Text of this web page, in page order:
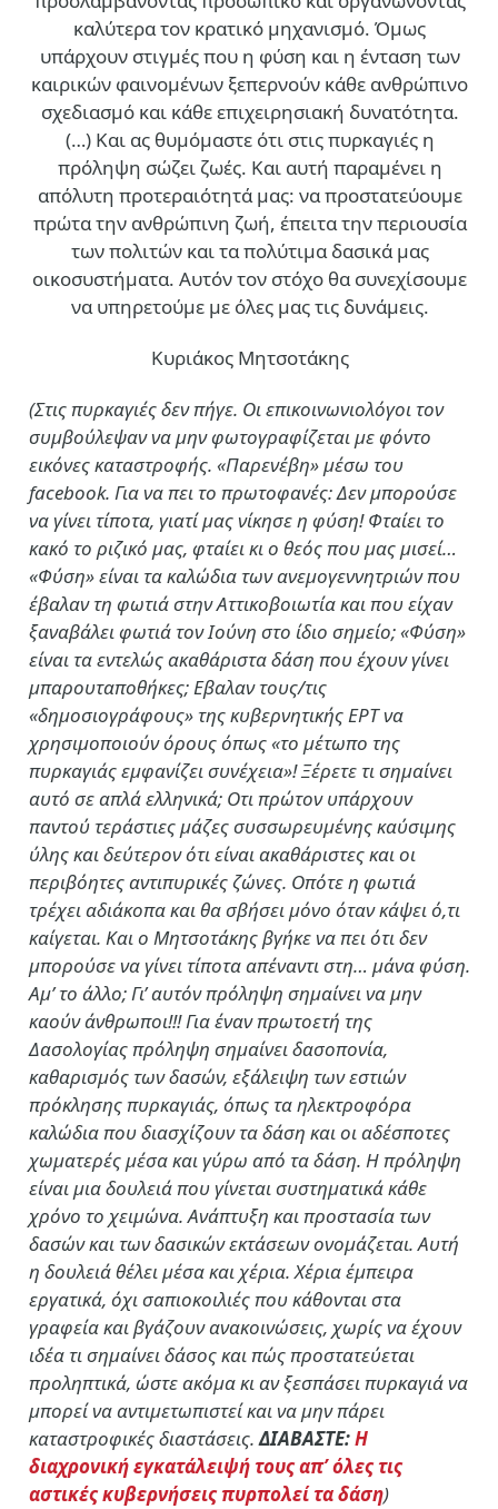
καλύτερα τον κρατικό μηχανισμό. Όμως
υπάρχουν στιγμές που η φύση και η ένταση των
καιρικών φαινομένων ξεπερνούν κάθε ανθρώπινο
σχεδιασμό και κάθε επιχειρησιακή δυνατότητα.
(…) Και ας θυμόμαστε ότι στις πυρκαγιές η
πρόληψη σώζει ζωές. Και αυτή παραμένει η
απόλυτη προτεραιότητά μας: να προστατεύουμε
πρώτα την ανθρώπινη ζωή, έπειτα την περιουσία
των πολιτών και τα πολύτιμα δασικά μας
οικοσυστήματα. Αυτόν τον στόχο θα συνεχίσουμε
να υπηρετούμε με όλες μας τις δυνάμεις.
Κυριάκος Μητσοτάκης
(Στις πυρκαγιές δεν πήγε. Οι επικοινωνιολόγοι τον
συμβούλεψαν να μην φωτογραφίζεται με φόντο
εικόνες καταστροφής. «Παρενέβη» μέσω του
facebook. Για να πει το πρωτοφανές: Δεν μπορούσε
να γίνει τίποτα, γιατί μας νίκησε η φύση! Φταίει το
κακό το ριζικό μας, φταίει κι ο θεός που μας μισεί…
«Φύση» είναι τα καλώδια των ανεμογεννητριών που
έβαλαν τη φωτιά στην Αττικοβοιωτία και που είχαν
ξαναβάλει φωτιά τον Ιούνη στο ίδιο σημείο; «Φύση»
είναι τα εντελώς ακαθάριστα δάση που έχουν γίνει
μπαρουταποθήκες; Εβαλαν τους/τις
«δημοσιογράφους» της κυβερνητικής ΕΡΤ να
χρησιμοποιούν όρους όπως «το μέτωπο της
πυρκαγιάς εμφανίζει συνέχεια»! Ξέρετε τι σημαίνει
αυτό σε απλά ελληνικά; Οτι πρώτον υπάρχουν
παντού τεράστιες μάζες συσσωρευμένης καύσιμης
ύλης και δεύτερον ότι είναι ακαθάριστες και οι
περιβόητες αντιπυρικές ζώνες. Οπότε η φωτιά
τρέχει αδιάκοπα και θα σβήσει μόνο όταν κάψει ό,τι
καίγεται. Και ο Μητσοτάκης βγήκε να πει ότι δεν
μπορούσε να γίνει τίποτα απέναντι στη… μάνα φύση.
Αμ’ το άλλο; Γι’ αυτόν πρόληψη σημαίνει να μην
καούν άνθρωποι!!! Για έναν πρωτοετή της
Δασολογίας πρόληψη σημαίνει δασοπονία,
καθαρισμός των δασών, εξάλειψη των εστιών
πρόκλησης πυρκαγιάς, όπως τα ηλεκτροφόρα
καλώδια που διασχίζουν τα δάση και οι αδέσποτες
χωματερές μέσα και γύρω από τα δάση. Η πρόληψη
είναι μια δουλειά που γίνεται συστηματικά κάθε
χρόνο το χειμώνα. Ανάπτυξη και προστασία των
δασών και των δασικών εκτάσεων ονομάζεται. Αυτή
η δουλειά θέλει μέσα και χέρια. Χέρια έμπειρα
εργατικά, όχι σαπιοκοιλιές που κάθονται στα
γραφεία και βγάζουν ανακοινώσεις, χωρίς να έχουν
ιδέα τι σημαίνει δάσος και πώς προστατεύεται
προληπτικά, ώστε ακόμα κι αν ξεσπάσει πυρκαγιά να
μπορεί να αντιμετωπιστεί και να μην πάρει
καταστροφικές διαστάσεις.ΔΙΑΒΑΣΤΕ:Η
διαχρονική εγκατάλειψή τους απ’ όλες τις
αστικές κυβερνήσεις πυρπολεί τα δάση)